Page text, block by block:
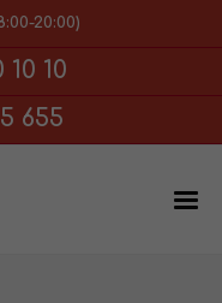
20:00)
10 10
655